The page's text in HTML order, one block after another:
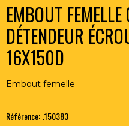
EMBOUT
DÉTENDEUR
16X150D
Embout femelle
Référence: .150383